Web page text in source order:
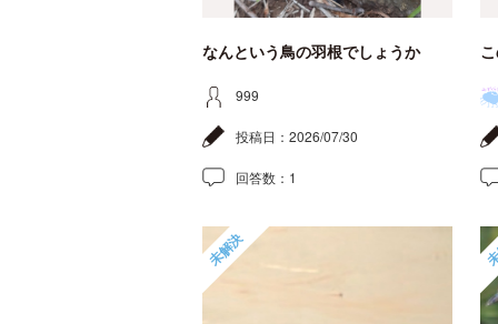
なんという鳥の羽根でしょうか
999
投稿日： 2026/07/30
回答数： 1
未解決